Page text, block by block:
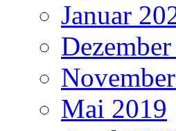
Januar
Mai 2019